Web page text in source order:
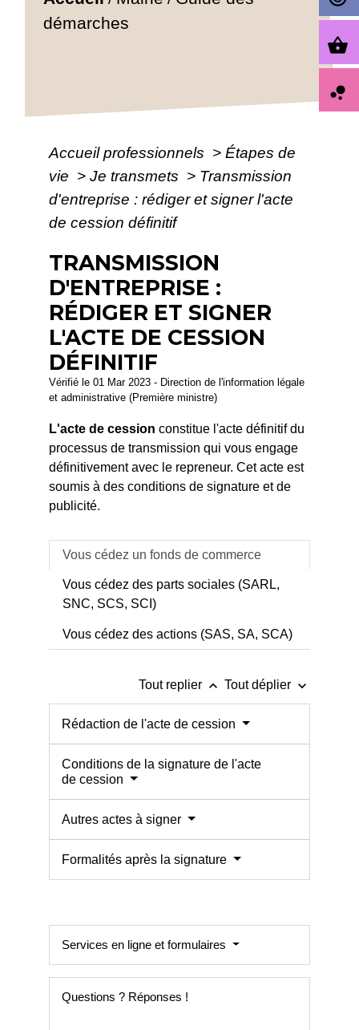
démarches
Accueil professionnels > Étapes de
vie > Je transmets > Transmission
d'entreprise : rédiger et signer l'acte
de cession définitif
TRANSMISSION
D'ENTREPRISE :
RÉDIGER ET SIGNER
L'ACTE DE CESSION
DÉFINITIF
Vérifié le 01 Mar 2023 - Direction de l'information légale
et administrative (Première ministre)
L'acte de cession constitue l'acte définitif du
processus de transmission qui vous engage
définitivement avec le repreneur. Cet acte est
soumis à des conditions de signature et de
publicité.
Vous cédez un fonds de commerce
Vous cédez des parts sociales (SARL,
SNC, SCS, SCI)
Vous cédez des actions (SAS, SA, SCA)
Tout replier keyboard_arrow_up Tout déplier keyboard_arrow_down
Rédaction de l'acte de cession
Conditions de la signature de l'acte
de cession
Autres actes à signer
Formalités après la signature
Services en ligne et formulaires
Questions ? Réponses !
shopping_basket
bubble_chart